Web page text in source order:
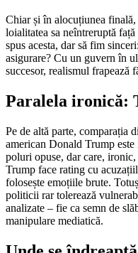
Chiar și în alocuțiunea
loialitatea sa neîntreruptă
spus acesta, dar să fim
asigurare? Cu un guvern în
succesor, realismul frapează
Paralela ironică:
Pe de altă parte, comparația
american Donald Trump
poluri opuse, dar care,
Trump face rating cu
folosește emoțiile brute.
politicii rar tolerează
analizate – fie ca semn de
manipulare mediatică.